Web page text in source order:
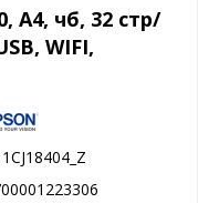
А4, чб, 32 стр/
WIFI,